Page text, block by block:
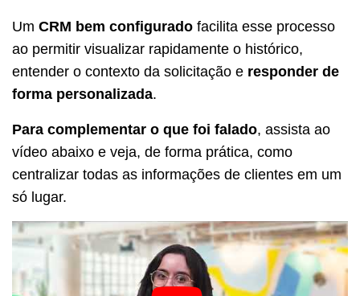
Um CRM bem configurado facilita esse processo
ao permitir visualizar rapidamente o histórico,
entender o contexto da solicitação e responder de
forma personalizada.
Para complementar o que foi falado, assista ao
vídeo abaixo e veja, de forma prática, como
centralizar todas as informações de clientes em um
só lugar.